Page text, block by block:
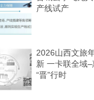
产线试产
2026山西文旅
新 一卡联全域–
“晋”行时